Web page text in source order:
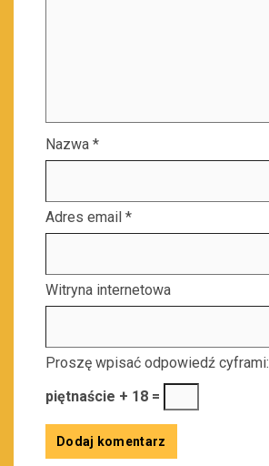
Nazwa *
Adres email *
Witryna internetowa
Proszę wpisać odpowiedź cyframi:
piętnaście + 18 =